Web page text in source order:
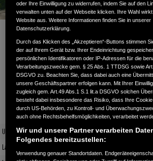
NT1100: Ab 185,- €
Leasingbeispiel NT1100:*
UVP inkl. Überführung
Laufzeit (Monate)
oder Ihre Einwilligung zu widerrufen, indem Sie auf den
verwalten unten auf der Webseite klicken. Ihre Wahl
Website aus. Weitere Informationen finden Sie in unserer
Datenschutzerklärung.
Durch das Klicken des „Akzeptieren“-Buttons stimmen
der auf Ihrem Gerät bzw. Ihrer Endeinrichtung
persönlichen Identifikatoren oder IP-Adressen für die
Verarbeitungszwecke gem. § 25 Abs. 1 TTDSG sowie
DSGVO zu. Beachten Sie, dass dabei auch eine
unsere Geschäftspartner erfolgen kann. Mit Ihrer
zugleich gem. Art.49 Abs.1 S.1 lit.a DSGVO solchen
besteht dabei insbesondere das Risiko, dass Ihre
durch US-Behörden, zu Kontroll- und
auch ohne Rechtsbehelfsmöglichkeiten, verarbeitet
Wir und unsere Partner verarbeiten
Folgendes bereitzustellen:
Verwendung genauer Standortdaten.